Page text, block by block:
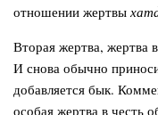
отношении жертвы
Вторая жертва, жертва
И снова обычно
добавляется бык.
особая жертва в честь